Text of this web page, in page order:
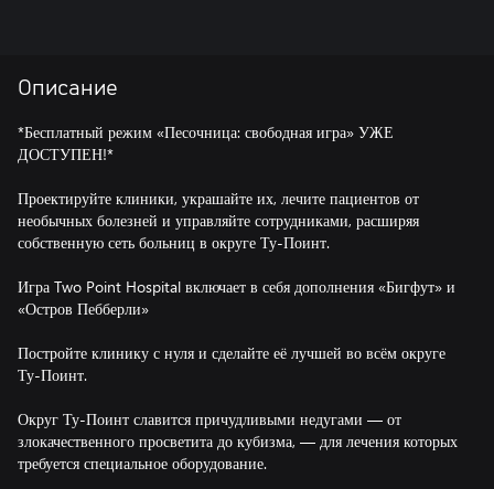
Описание
*Бесплатный режим «Песочница: свободная игра» УЖЕ
ДОСТУПЕН!*
Проектируйте клиники, украшайте их, лечите пациентов от
необычных болезней и управляйте сотрудниками, расширяя
собственную сеть больниц в округе Ту-Поинт.
Игра Two Point Hospital включает в себя дополнения «Бигфут» и
«Остров Пебберли»
Постройте клинику с нуля и сделайте её лучшей во всём округе
Ту-Поинт.
Округ Ту-Поинт славится причудливыми недугами — от
злокачественного просветита до кубизма, — для лечения которых
требуется специальное оборудование.